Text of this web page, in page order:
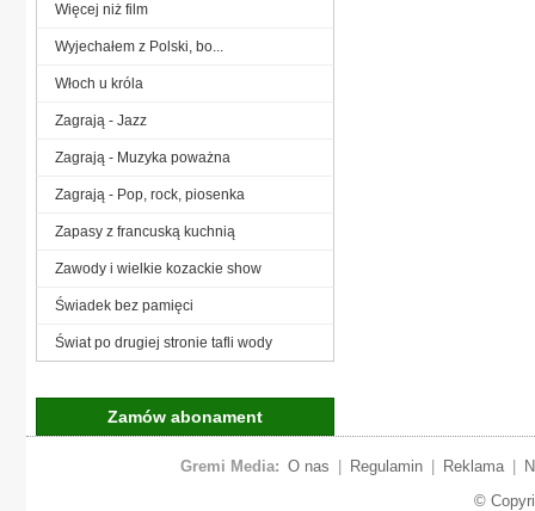
Więcej niż film
Wyjechałem z Polski, bo...
Włoch u króla
Zagrają - Jazz
Zagrają - Muzyka poważna
Zagrają - Pop, rock, piosenka
Zapasy z francuską kuchnią
Zawody i wielkie kozackie show
Świadek bez pamięci
Świat po drugiej stronie tafli wody
Zamów abonament
Gremi Media: O nas Regulamin Reklama
©